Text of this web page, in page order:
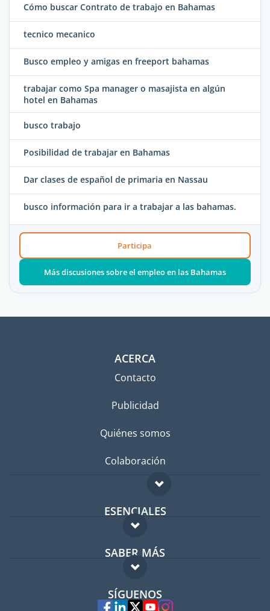
Cómo buscar Contrato de trabajo en Bahamas
tecnico mecanico
Busco empleo y amigas en freeport bahamas
trabajar como Spa manager o masajista en algún
hotel en Bahamas
busco trabajo
Posibilidad de trabajar en Bahamas
Dar clases de español de primaria en Nassau
busco información para ir a trabajar a las bahamas.
Participa
Más discusiones sobre el empleo en las Bahamas
ACERCA
Contacto
Publicidad
Quiénes somos
Colaboración
ESENCIALES
Foro para expatriados
Guía para expatriados
Trabajos en el extranjero
SABER MÁS
FAQ
Expertos
SÍGUENOS